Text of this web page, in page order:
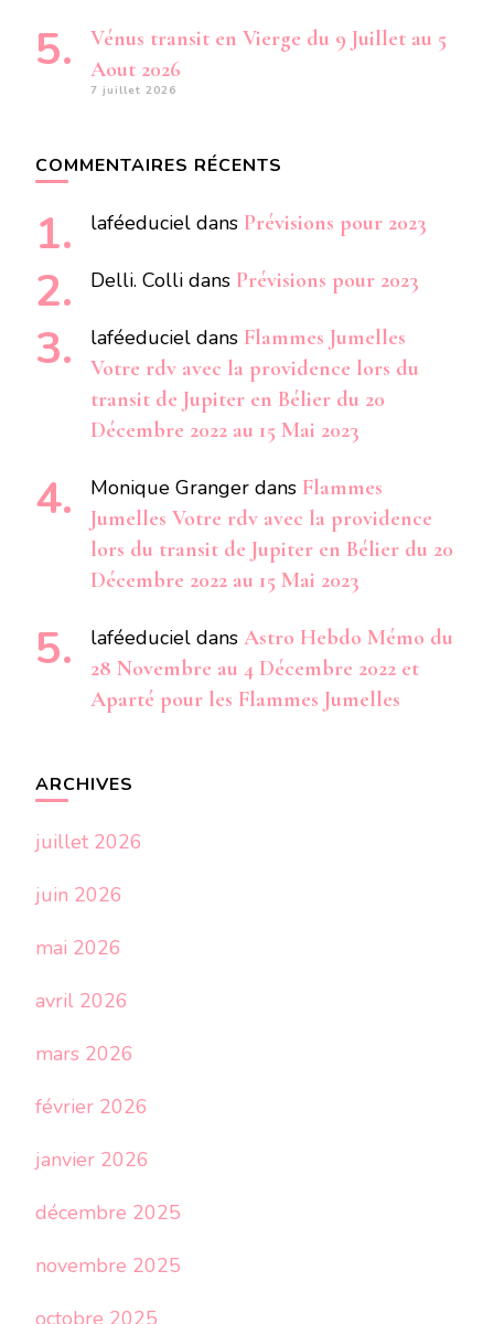
Vénus transit en Vierge du 9 Juillet au 5
Aout 2026
7 juillet 2026
COMMENTAIRES RÉCENTS
laféeduciel dans Prévisions pour 2023
Delli. Colli dans Prévisions pour 2023
laféeduciel dans Flammes Jumelles
Votre rdv avec la providence lors du
transit de Jupiter en Bélier du 20
Décembre 2022 au 15 Mai 2023
Monique Granger dans Flammes
Jumelles Votre rdv avec la providence
lors du transit de Jupiter en Bélier du 20
Décembre 2022 au 15 Mai 2023
laféeduciel dans Astro Hebdo Mémo du
28 Novembre au 4 Décembre 2022 et
Aparté pour les Flammes Jumelles
ARCHIVES
juillet 2026
juin 2026
mai 2026
avril 2026
mars 2026
février 2026
janvier 2026
décembre 2025
novembre 2025
octobre 2025